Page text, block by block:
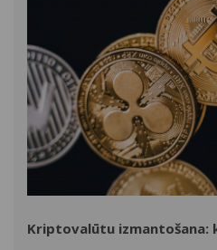
Kriptovalūtu izmantošana: